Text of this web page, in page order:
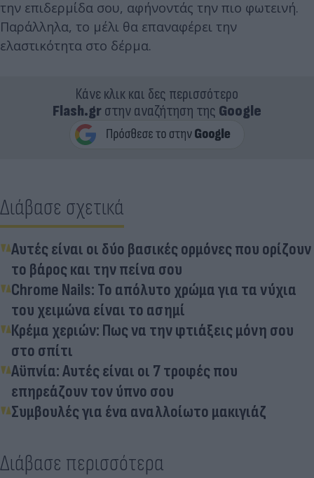
την επιδερμίδα σου, αφήνοντάς την πιο φωτεινή.
Παράλληλα, το μέλι θα επαναφέρει την
ελαστικότητα στο δέρμα.
Κάνε κλικ και δες περισσότερο
Flash.grστην αναζήτηση της Google
Διάβασε σχετικά
Αυτές είναι οι δύο βασικές ορμόνες που ορίζουν
το βάρος και την πείνα σου
Chrome Nails: Το απόλυτο χρώμα για τα νύχια
του χειμώνα είναι το ασημί
Κρέμα χεριών: Πως να την φτιάξεις μόνη σου
στο σπίτι
Αϋπνία: Αυτές είναι οι 7 τροφές που
επηρεάζουν τον ύπνο σου
Συμβουλές για ένα αναλλοίωτο μακιγιάζ
Διάβασε περισσότερα